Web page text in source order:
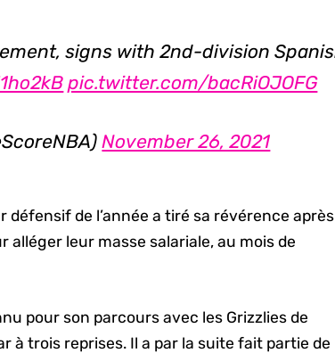
signs with 2nd-division
pic.twitter.com/bacRiOJOFG
November 26, 2021
défensif de l’année a tiré sa révérence
alléger leur masse salariale, au mois de
pour son parcours avec les Grizzlies de
à trois reprises. Il a par la suite fait partie de